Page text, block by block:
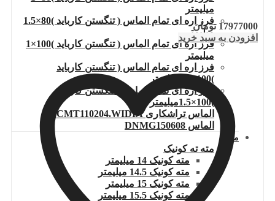
میلیمتر
فرز اره ای تمام الماس ( تنگستن کارباید )80×1.5
میلیمتر
فرز اره ای تمام الماس ( تنگستن کارباید )100×1
میلیمتر
فرز اره ای تمام الماس ( تنگستن کارباید
)100×1.2میلیمتر
فرز اره ای تمام الماس ( تنگستن کارباید
)100×1.5میلیمتر
الماس تراشکاری TCMT110204.WIDIA
الماس DNMG150608
مته
مته ته کونیک
مته کونیک 14 میلیمتر
مته کونیک 14.5 میلیمتر
مته کونیک 15 میلیمتر
مته کونیک 15.5 میلیمتر
17977000 تومان
افزودن به سبد خرید